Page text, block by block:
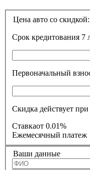
Цена авто со скидкой:
Срок кредитования 7
Первоначальный
Скидка действует
Ставкаот 0.01%
Ежемесячный платеж
Ваши данные